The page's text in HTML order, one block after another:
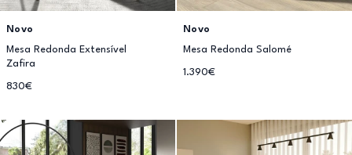
Novo
Mesa Redonda Extensível
Zafira
830€
Novo
Mesa Redonda Salomé
1.390€